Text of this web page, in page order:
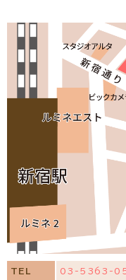
緑内
白内
コンタ
新川医師の
常勤 長谷川 二三代
TEL 03-5363-